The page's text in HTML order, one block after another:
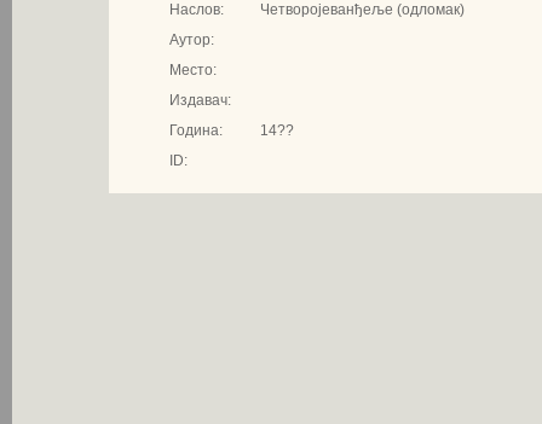
Наслов:
Четворојеванђеље (одломак)
Аутор:
Место:
Издавач:
Година:
14??
ID: